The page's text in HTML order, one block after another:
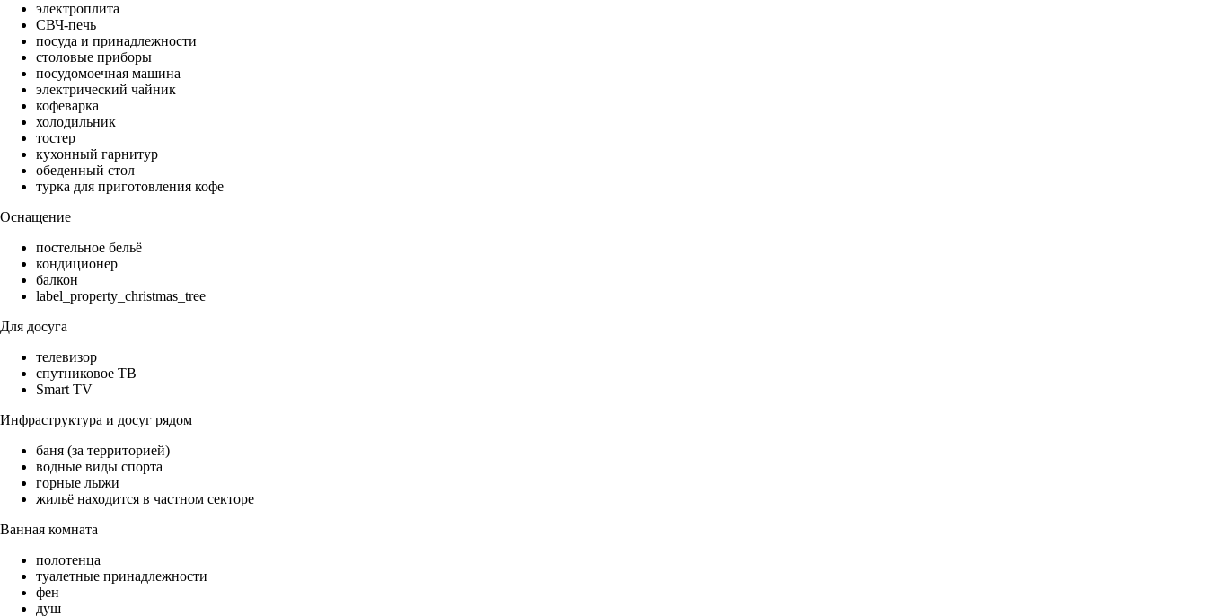
электроплита
СВЧ-печь
посуда и принадлежности
столовые приборы
посудомоечная машина
электрический чайник
кофеварка
холодильник
тостер
кухонный гарнитур
обеденный стол
турка для приготовления кофе
Оснащение
постельное бельё
кондиционер
балкон
label_property_christmas_tree
Для досуга
телевизор
спутниковое ТВ
Smart TV
Инфраструктура и досуг рядом
баня (за территорией)
водные виды спорта
горные лыжи
жильё находится в частном секторе
Ванная комната
полотенца
туалетные принадлежности
фен
душ